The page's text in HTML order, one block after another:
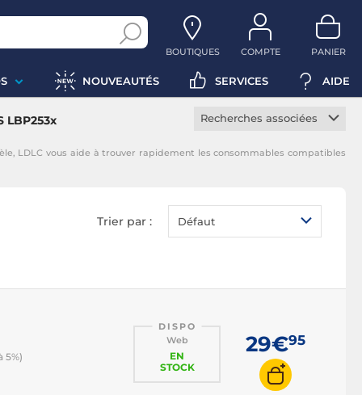
BOUTIQUES COMPTE PANIER
NOUVEAUTÉS SERVICES AIDE
LBP253x
Recherches associées
Toner jaune
LDLC vous aide à trouver rapidement les consommables compatibles
Trier par : Défaut
5%)
DISPO
Web
EN
STOCK
29€95